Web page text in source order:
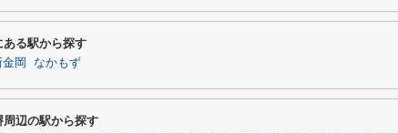
ある駅から探す
金岡 なかもず
周辺の駅から探す